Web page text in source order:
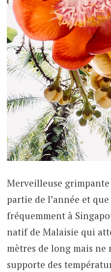
Merveilleuse
partie de l’année et
fréquemment à
natif de Malaisie qui
mètres de long mais ne
supporte des